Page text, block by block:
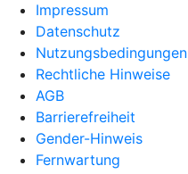
Impressum
Datenschutz
Nutzungsbedingungen
Rechtliche Hinweise
AGB
Barrierefreiheit
Gender-Hinweis
Fernwartung